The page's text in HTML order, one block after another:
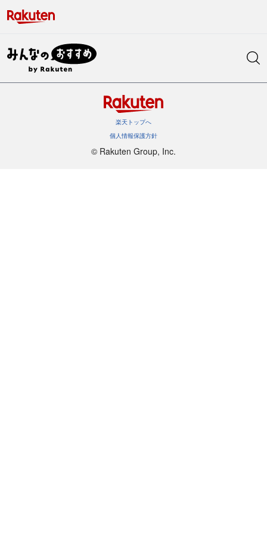
楽天トップへ
個人情報保護方針
©︎ Rakuten Group, Inc.